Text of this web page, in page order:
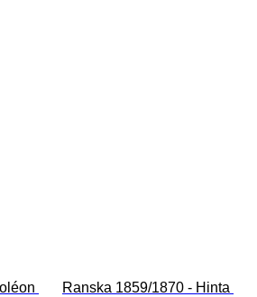
Ranska 1859/1870 - Hinta